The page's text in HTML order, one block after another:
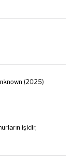
(2025)
işidir,